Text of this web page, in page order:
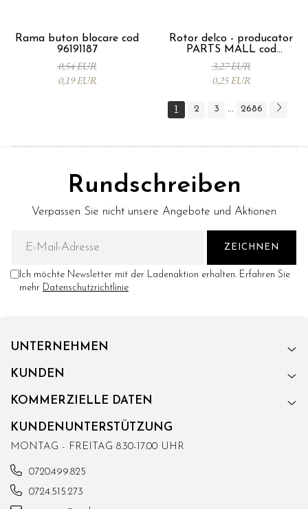
Rama buton blocare cod
96191187
0,54 EUR
0,19 EUR
Rotor delco - producator
PARTS MALL cod
33310A78B00-000
3,27 EUR
0,25 EUR
1 2 3 ... 2686
Rundschreiben
Verpassen Sie nicht unsere Angebote und Aktionen
Ich möchte Newsletter mit der Ladenaktion erhalten. Erfahren Sie
mehr Datenschutzrichtlinie
UNTERNEHMEN
KUNDEN
KOMMERZIELLE DATEN
KUNDENUNTERSTÜTZUNG
MONTAG - FREITAG 8.30-17.00 UHR
0720.499.825
0724.515.273